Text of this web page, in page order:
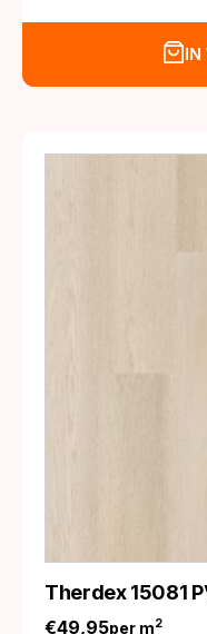
IN
Therdex 15081
€49,95per m2